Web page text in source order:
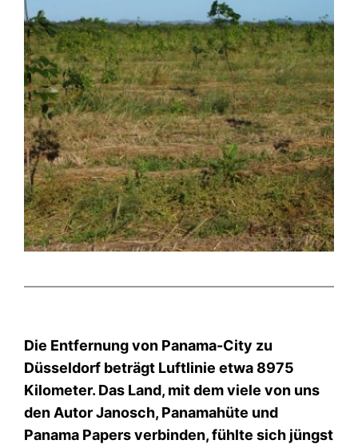
Die Entfernung von Panama-City zu
Düsseldorf beträgt Luftlinie etwa 8975
Kilometer. Das Land, mit dem viele von uns
den Autor Janosch, Panamahüte und
Panama Papers verbinden, fühlte sich jüngst